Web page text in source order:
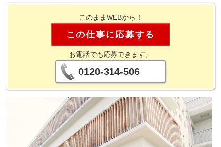
このままWEBから！
この仕事に応募する
お電話でも応募できます。
0120-314-506